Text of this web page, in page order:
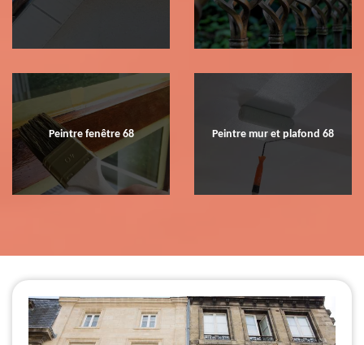
Peintre fenêtre 68 Peintre mur et plafond 68